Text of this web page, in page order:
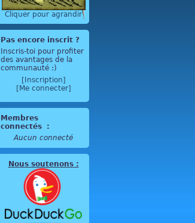
Cliquer pour agrandir
Pas encore inscrit ?
Inscris-toi pour profiter
des avantages de la
communauté :)
[Inscription]
[Me connecter]
Membres
connectés
:
Aucun connecté
Nous soutenons: